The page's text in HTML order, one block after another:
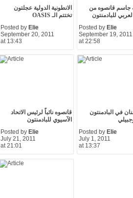
الانطونية الدولية عجلتون
تختتم الـ OASIS
Posted by Elie
September 20, 2011
at 13:43
جاسم قانصوه من
للبادمنتون
Posted by Elie
September 19, 2011
at 22:58
قانصوه نائباً لرئيس الاتحاد
الآسيوي للبادمنتون
Posted by Elie
July 21, 2011
at 21:01
في البادمنتون
Posted by Elie
July 1, 2011
at 13:37